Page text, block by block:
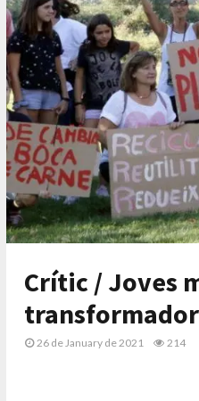
Crític / Joves
transformador
26 de January de 2021 214